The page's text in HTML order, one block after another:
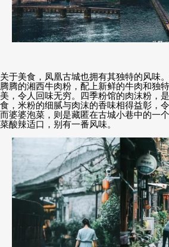
关于美食，凤凰古城也拥有其独特的风味
腾腾的湘西牛肉粉，配上新鲜的牛肉和独
美，令人回味无穷。四季粉馆的肉沫粉，
食，米粉的细腻与肉沫的香味相得益彰，令
而婆婆泡菜，则是藏匿在古城小巷中的一
菜酸辣适口，别有一番风味。